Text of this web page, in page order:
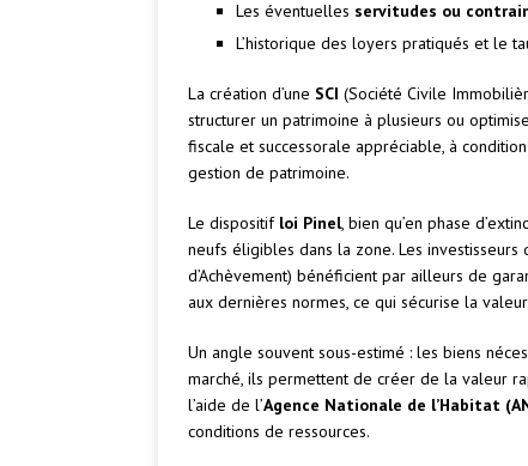
Les éventuelles servitudes ou
L’historique des loyers pratiqués et le
La création d’une SCI (Société Civile
structurer un patrimoine à plusieurs ou
fiscale et successorale appréciable, à
gestion de patrimoine.
Le dispositif loi Pinel, bien qu’en phase
neufs éligibles dans la zone. Les investisseurs
d’Achèvement) bénéficient par ailleurs de
aux dernières normes, ce qui sécurise la
Un angle souvent sous-estimé : les biens
marché, ils permettent de créer de la valeur
l’aide de l’Agence Nationale de l’Habitat
conditions de ressources.